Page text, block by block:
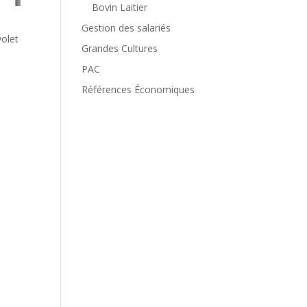
Bovin Laitier
Gestion des salariés
Grandes Cultures
PAC
Références Économiques